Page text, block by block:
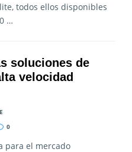
todos ellos disponibles
…
soluciones de
velocidad
0
para el mercado